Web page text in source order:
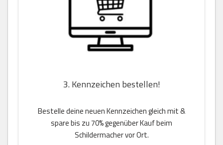
3. Kennzeichen bestellen!
Bestelle deine neuen Kennzeichen gleich mit &
spare bis zu 70% gegenüber Kauf beim
Schildermacher vor Ort.